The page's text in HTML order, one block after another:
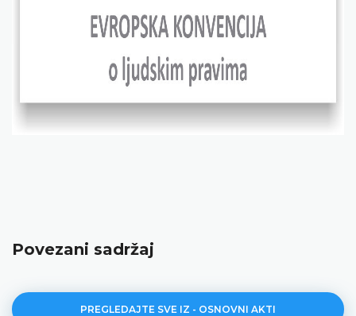
Povezani sadržaj
PREGLEDAJTE SVE IZ - OSNOVNI AKTI